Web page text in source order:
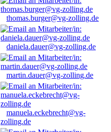
thomas.burger@vg-zolling.de
daniela.dauer@vg-zolling.de
martin.dauer@vg-zolling.de
manuela.eckebrecht@vg-
zolling.de